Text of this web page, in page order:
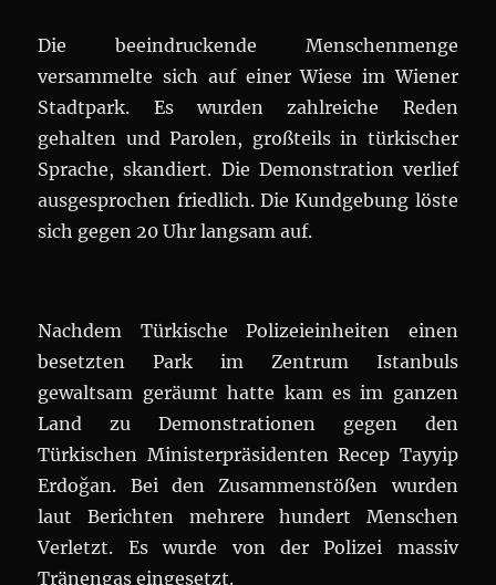
Die beeindruckende Menschenmenge
versammelte sich auf einer Wiese im Wiener
Stadtpark. Es wurden zahlreiche Reden
gehalten und Parolen, großteils in türkischer
Sprache, skandiert. Die Demonstration verlief
ausgesprochen friedlich. Die Kundgebung löste
sich gegen 20 Uhr langsam auf.
Nachdem Türkische Polizeieinheiten einen
besetzten Park im Zentrum Istanbuls
gewaltsam geräumt hatte kam es im ganzen
Land zu Demonstrationen gegen den
Türkischen Ministerpräsidenten Recep Tayyip
Erdoğan. Bei den Zusammenstößen wurden
laut Berichten mehrere hundert Menschen
Verletzt. Es wurde von der Polizei massiv
Tränengas eingesetzt.